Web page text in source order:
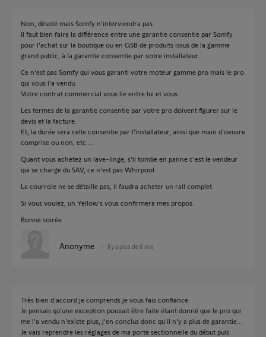
Non, désolé mais Somfy n'interviendra pas.
Il faut bien faire la différence entre une garantie consentie par Somfy
pour l'achat sur la boutique ou en GSB de produits issus de la gamme
grand public, à la garantie consentie par votre installateur.
Ce n'est pas Somfy qui vous garanti votre moteur gamme pro mais le pro
qui vous l'a vendu.
Votre contrat commercial vous lie entre lui et vous.
Les termes de la garantie consentie par votre pro doivent figurer sur le
devis et la facture.
Et, la durée sera celle consentie par l'installateur, ainsi que main d'oeuvre
comprise ou non, etc....
Quant vous achetez un lave-linge, s'il tombe en panne c'est le vendeur
qui se charge du SAV, ce n'est pas Whirpool.
La courroie ne se détaille pas, il faudra acheter un rail complet.
Si vous voulez, un Yellow's vous confirmera mes propos.
Bonne soirée.
Anonyme il y a plus de 6 ans
Très bien d'accord je comprends je vous fais confiance.
Je pensais qu'une exception pouvait être faite étant donné que le pro qui
me l'a vendu n'existe plus, j'en conclus donc qu'il n'y a plus de garantie...
Je vais reprendre les réglages de ma porte sectionnelle du début puis